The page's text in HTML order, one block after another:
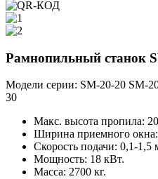
Рамнопильный станок
Модели серии: SM-20-20 SM-
30
Макс. высота пропила:
Ширина приемного
Скорость подачи: 0,1-1,5
Мощность: 18 кВт.
Масса: 2700 кг.